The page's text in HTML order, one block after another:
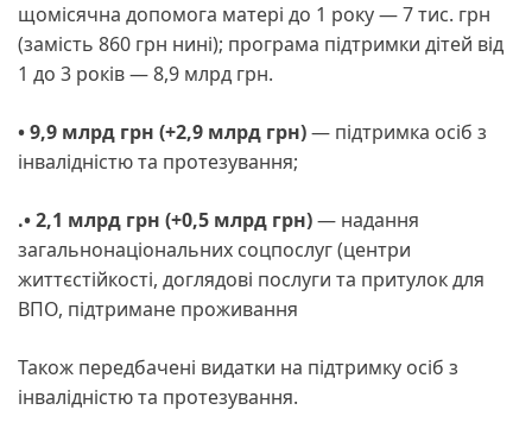
щомісячна допомога матері до 1 року — 7 тис. грн
(замість 860 грн нині); програма підтримки дітей від
1 до 3 років — 8,9 млрд грн.
• 9,9 млрд грн (+2,9 млрд грн)— підтримка осіб з
інвалідністю та протезування;
.• 2,1 млрд грн (+0,5 млрд грн)— надання
загальнонаціональних соцпослуг (центри
життєстійкості, доглядові послуги та притулок для
ВПО, підтримане проживання
Також передбачені видатки на підтримку осіб з
інвалідністю та протезування.